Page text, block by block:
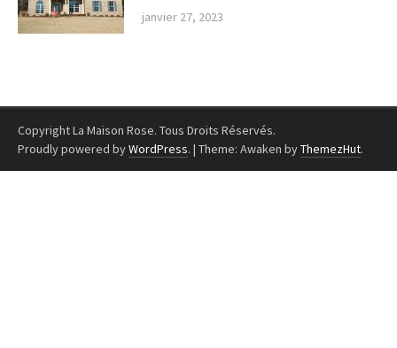
janvier 27, 2023
Copyright La Maison Rose. Tous Droits Réservés.
Proudly powered byWordPress. | Theme: Awaken byThemezHut.